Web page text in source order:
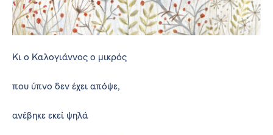
Κι ο Καλογιάννος ο μικρός
που ύπνο δεν έχει απόψε,
ανέβηκε εκεί ψηλά